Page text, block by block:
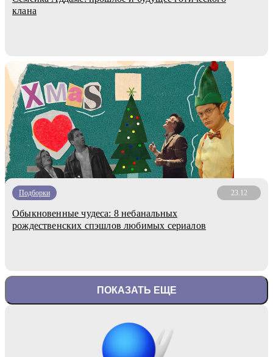
клана
Подборки 23.12
Обыкновенные чудеса: 8 небанальных
рождественских спэшлов любимых сериалов
ПОКАЗАТЬ ЕЩЕ